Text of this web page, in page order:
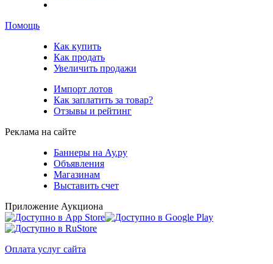
Помощь
Как купить
Как продать
Увеличить продажи
Импорт лотов
Как заплатить за товар?
Отзывы и рейтинг
Реклама на сайте
Баннеры на Ау.ру
Объявления
Магазинам
Выставить счет
Приложение Аукциона
Оплата услуг сайта